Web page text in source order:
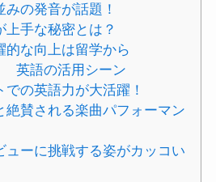
みの発音が話題！
上手な秘密とは？
的な向上は留学から
英語の活用シーン
での英語力が大活躍！
絶賛される楽曲パフォーマン
ューに挑戦する姿がカッコい